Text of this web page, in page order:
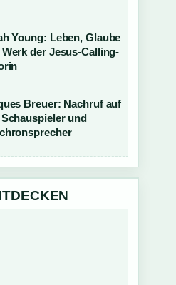
Young: Leben, Glaube
der Jesus-Calling-
Breuer: Nachruf auf
und